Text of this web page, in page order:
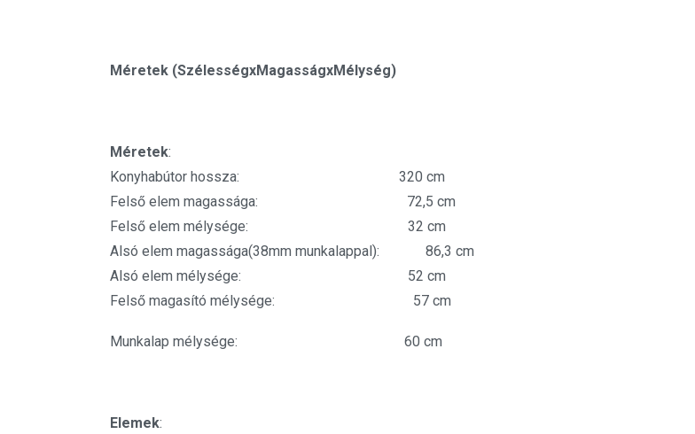
Méretek (SzélességxMagasságxMélység)
Méretek:
Konyhabútor hossza: 320 cm
Felső elem magassága: 72,5 cm
Felső elem mélysége: 32 cm
Alsó elem magassága(38mm munkalappal): 86,3 cm
Alsó elem mélysége: 52 cm
Felső magasító mélysége: 57 cm
Munkalap mélysége: 60 cm
Elemek: